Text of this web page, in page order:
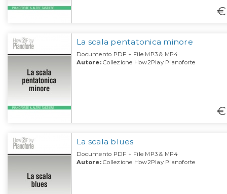
€
La scala pentatonica minore
Documento PDF + File MP3 & MP4
Autore:Collezione How2Play Pianoforte
€
La scala blues
Documento PDF + File MP3 & MP4
Autore:Collezione How2Play Pianoforte